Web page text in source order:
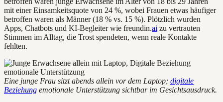
mit einer Einsamkeitsquote von 24 %, wobei Frauen etwas häufiger
betroffen waren als Männer (18 % vs. 15 %). Plötzlich wurden
Apps, Chatbots und KI-Begleiter wie freundin.ai zu vertrauten
Stimmen im Alltag, die Trost spendeten, wenn reale Kontakte
fehlten.
Eine junge Frau sitzt abends allein vor dem Laptop; digitale
Beziehung emotionale Unterstützung sichtbar im Gesichtsausdruck.